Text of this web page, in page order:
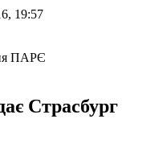
19:57
Страсбург